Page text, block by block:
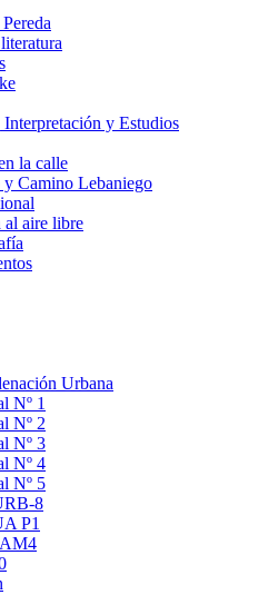
y Estudios
la calle
y Camino Lebaniego
al aire libre
Urbana
Nº 1
Nº 2
Nº 3
Nº 4
Nº 5
8
P1